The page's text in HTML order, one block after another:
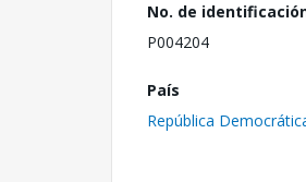
No. de
P004204
País
República